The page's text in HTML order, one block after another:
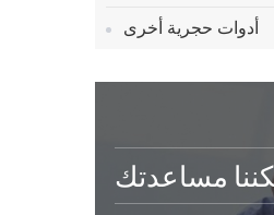
أدوات حجرية أخرى
مساعدتك